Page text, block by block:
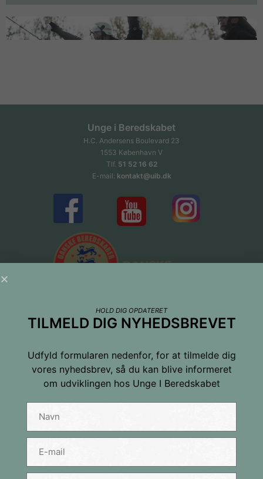
Unge i Beredskabet
H.C. Andersens Boulevard 23
1553 København V
Tlf. 51 52 16 62
E-mail: kontakt@uib.dk
Tilmeld dig nyhedsbrevet
Navn
HOLD DIG OPDATERET
TILMELD DIG NYHEDSBREVET
Udfyld formularen nedenfor, for at tilmelde dig
vores nyhedsbrev, så du kan blive informeret
om udviklingen hos Unge I Beredskabet